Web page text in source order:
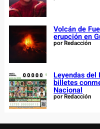
Volcán de
erupción en
por Redacción
Leyendas
billetes
Nacional
por Redacción